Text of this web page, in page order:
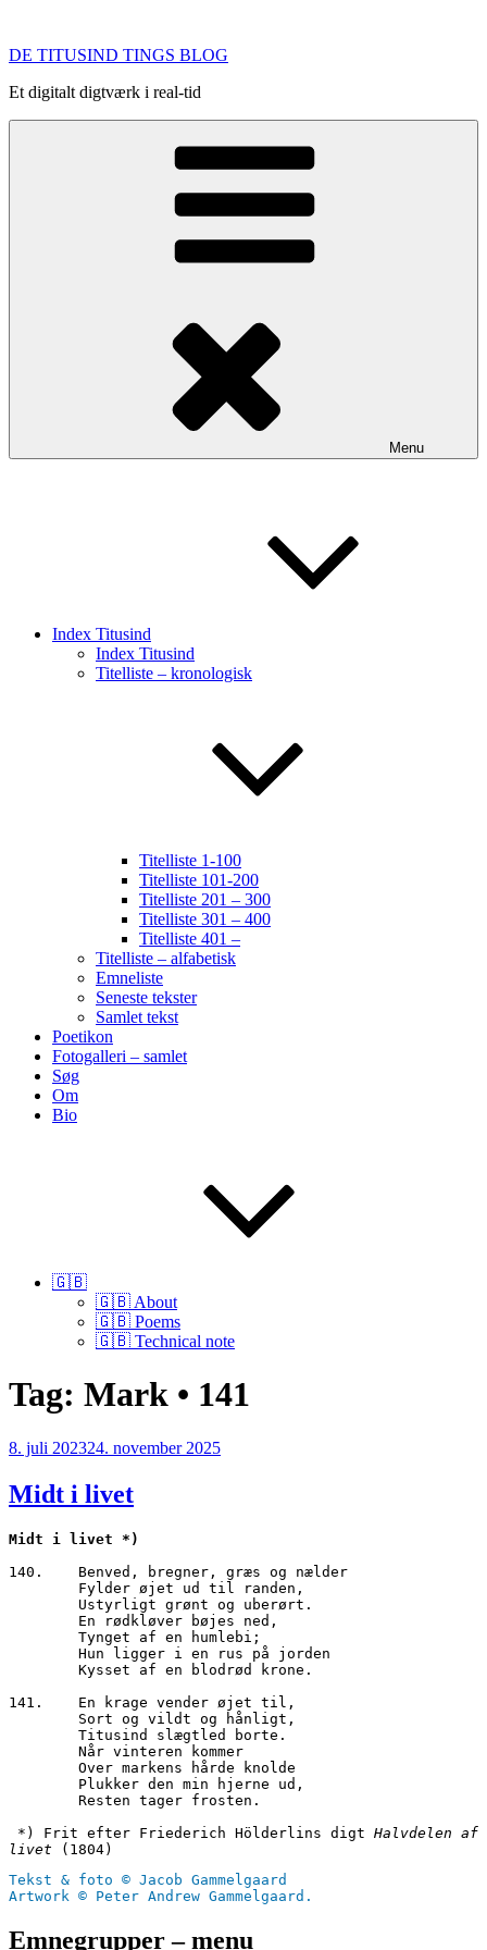
indhold
DE TITUSIND TINGS BLOG
Et digitalt digtværk i real-tid
Menu
Index Titusind
Index Titusind
Titelliste – kronologisk
Titelliste 1-100
Titelliste 101-200
Titelliste 201 – 300
Titelliste 301 – 400
Titelliste 401 –
Titelliste – alfabetisk
Emneliste
Seneste tekster
Samlet tekst
Poetikon
Fotogalleri – samlet
Søg
Om
Bio
🇬🇧
🇬🇧 About
🇬🇧 Poems
🇬🇧 Technical note
Tag: Mark • 141
Udgivet
8. juli 202324. november 2025
Midt i livet
140.	Benved, bregner, græs og nælder
141.	En krage vender øjet til,
*) Frit efter Friederich Hölderlins digt Halvdelen af
livet (1804)
Tekst & foto © Jacob Gammelgaard
Artwork © Peter Andrew Gammelgaard.
Emnegrupper – menu